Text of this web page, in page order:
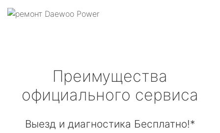
Преимущества
официального сервиса
Выезд и диагностика Бесплатно!*